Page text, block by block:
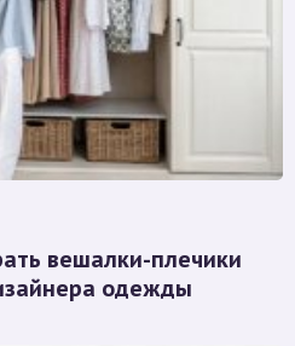
вешалки-плечики
одежды